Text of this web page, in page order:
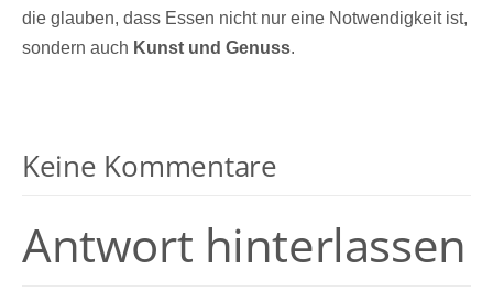
die glauben, dass Essen nicht nur eine Notwendigkeit ist,
sondern auch Kunst und Genuss.
Keine Kommentare
Antwort hinterlassen